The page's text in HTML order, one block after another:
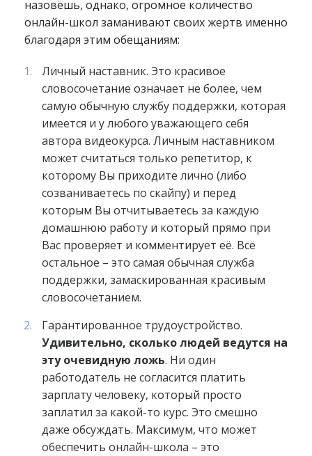
назовёшь, однако, огромное количество
онлайн-школ заманивают своих жертв именно
благодаря этим обещаниям:
Личный наставник. Это красивое
словосочетание означает не более, чем
самую обычную службу поддержки, которая
имеется и у любого уважающего себя
автора видеокурса. Личным наставником
может считаться только репетитор, к
которому Вы приходите лично (либо
созваниваетесь по скайпу) и перед
которым Вы отчитываетесь за каждую
домашнюю работу и который прямо при
Вас проверяет и комментирует её. Всё
остальное – это самая обычная служба
поддержки, замаскированная красивым
словосочетанием.
Гарантированное трудоустройство.
Удивительно, сколько людей ведутся на
эту очевидную ложь. Ни один
работодатель не согласится платить
зарплату человеку, который просто
заплатил за какой-то курс. Это смешно
даже обсуждать. Максимум, что может
обеспечить онлайн-школа – это